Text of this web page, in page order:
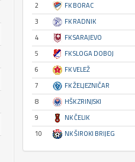
2
FK BORAC
3
FK RADNIK
4
FK SARAJEVO
5
FK SLOGA DOBOJ
6
FK VELEŽ
7
FK ŽELJEZNIČAR
8
HŠK ZRINJSKI
9
NK ČELIK
10
NK ŠIROKI BRIJEG